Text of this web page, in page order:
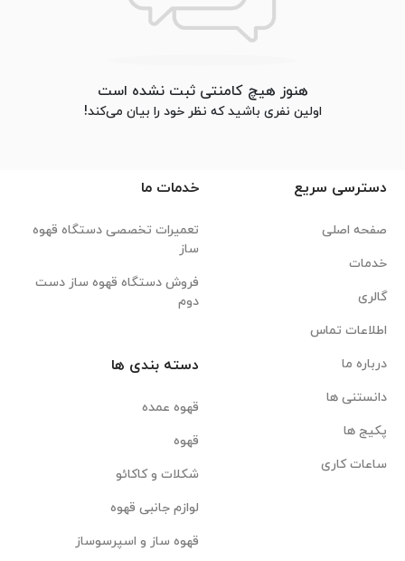
هنوز هیچ کامنتی ثبت نشده است
اولین نفری باشید که نظر خود را بیان می‌کند!
دسترسی سریع
صفحه اصلی
خدمات
گالری
اطلاعات تماس
درباره ما
دانستنی ها
پکیج ها
ساعات کاری
خدمات ما
تعمیرات تخصصی دستگاه قهوه
ساز
فروش دستگاه قهوه ساز دست
دوم
دسته بندی ها
قهوه عمده
قهوه
شکلات و کاکائو
لوازم جانبی قهوه
قهوه ساز و اسپرسوساز